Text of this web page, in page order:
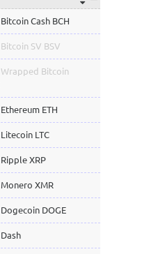
Bitcoin Cash BCH
Bitcoin SV BSV
Wrapped Bitcoin
Ethereum ETH
Litecoin LTC
Ripple XRP
Monero XMR
Dogecoin DOGE
Dash